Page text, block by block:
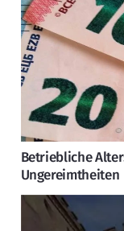
Betriebliche
Ungereimtheiten